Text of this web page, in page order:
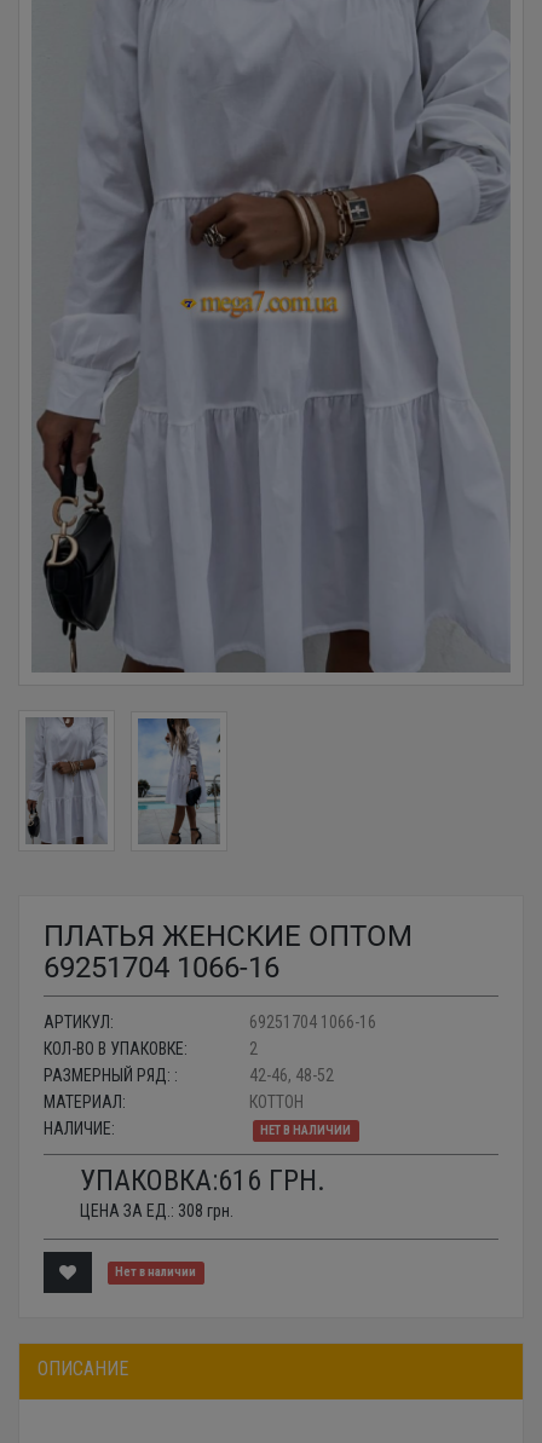
ПЛАТЬЯ ЖЕНСКИЕ ОПТОМ
69251704 1066-16
АРТИКУЛ:
69251704 1066-16
КОЛ-ВО В УПАКОВКЕ:
2
РАЗМЕРНЫЙ РЯД: :
42-46, 48-52
МАТЕРИАЛ:
КОТТОН
НАЛИЧИЕ:
НЕТ В НАЛИЧИИ
УПАКОВКА:616 ГРН.
ЦЕНА ЗА ЕД.: 308 грн.
Нет в наличии
ОПИСАНИЕ